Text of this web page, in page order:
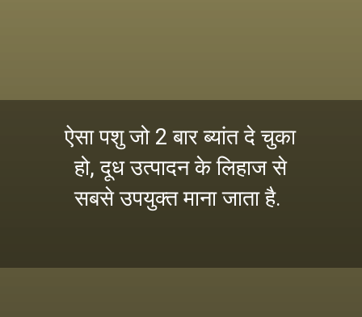
ऐसा पशु जो 2 बार ब्यांत दे चुका
हो, दूध उत्पादन के लिहाज से
सबसे उपयुक्त माना जाता है.